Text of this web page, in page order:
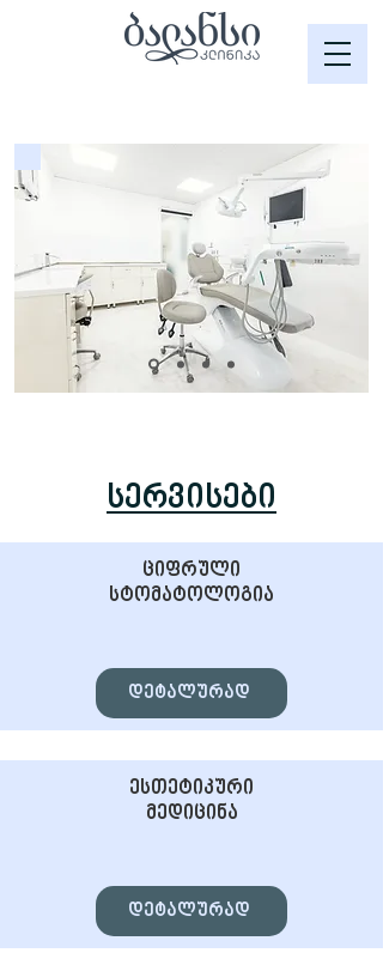
სერვისები
ციფრული
სტომატოლოგია
დეტალურად
ესთეტიკური
მედიცინა
დეტალურად